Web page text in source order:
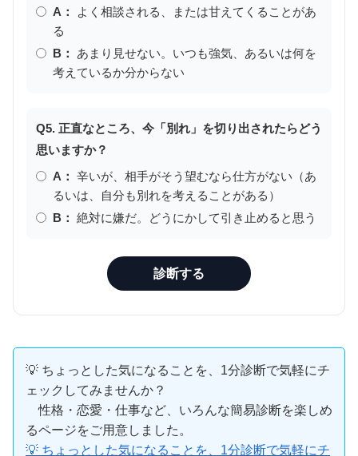
A：
よく相談される、または甘えてくることがあ
る
B：
あまり見せない。いつも強気、あるいは何を
考えているか分からない
Q5. 正直なところ、今「別れ」を切り出されたらどう
思いますか？
A： 辛いが、相手がそう望むなら仕方がない（あ
るいは、自分も別れを考えることがある）
B： 絶対に嫌だ。どうにかして引き止めると思う
診断する
💡 ちょっとした気になることを、1分診断で気軽にチ
ェックしてみませんか？
性格・恋愛・仕事など、いろんな簡易診断を楽しめ
るページをご用意しました。
💡 ちょっとした気になることを、1分診断で気軽にチ